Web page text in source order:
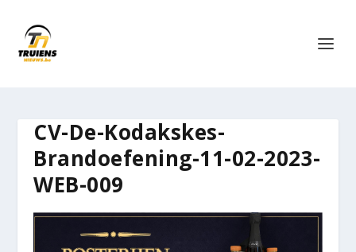
CV-De-Kodakskes-
Brandoefening-11-02-2023-
WEB-009